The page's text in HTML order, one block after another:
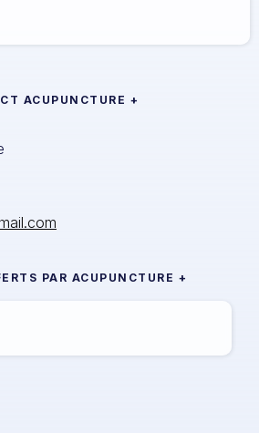
ACUPUNCTURE +
PAR ACUPUNCTURE +